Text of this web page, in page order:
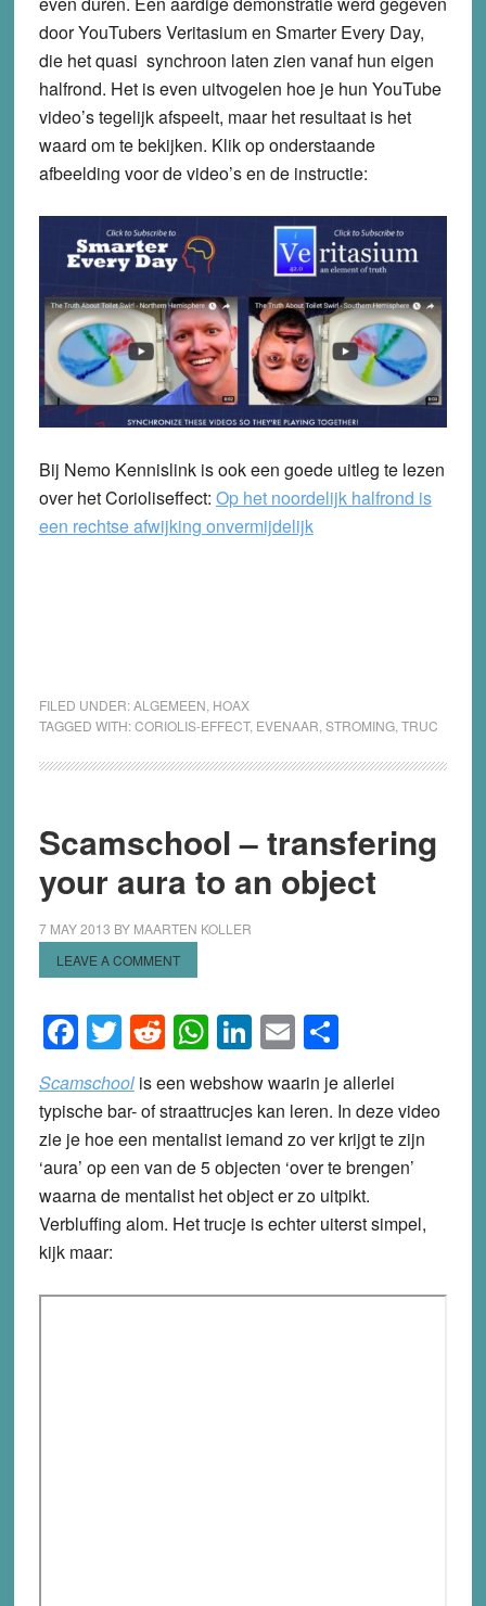
door YouTubers Veritasium en Smarter Every Day,
die het quasi synchroon laten zien vanaf hun eigen
halfrond. Het is even uitvogelen hoe je hun YouTube
video’s tegelijk afspeelt, maar het resultaat is het
waard om te bekijken. Klik op onderstaande
afbeelding voor de video’s en de instructie:
Bij Nemo Kennislink is ook een goede uitleg te lezen
over het Corioliseffect: Op het noordelijk halfrond is
een rechtse afwijking onvermijdelijk
FILED UNDER:ALGEMEEN HOAX
TAGGED WITH:CORIOLIS-EFFECT, EVENAAR STROMING, TRUC
Scamschool – transfering
your aura to an object
7 MAY 2013 BY MAARTEN KOLLER
LEAVE A COMMENT
Facebook
Twitter
Reddit
WhatsApp
LinkedIn
EmailShare
Scamschool is een webshow waarin je allerlei
typische bar- of straattrucjes kan leren. In deze video
zie je hoe een mentalist iemand zo ver krijgt te zijn
‘aura’ op een van de 5 objecten ‘over te brengen’
waarna de mentalist het object er zo uitpikt.
Verbluffing alom. Het trucje is echter uiterst simpel,
kijk maar: